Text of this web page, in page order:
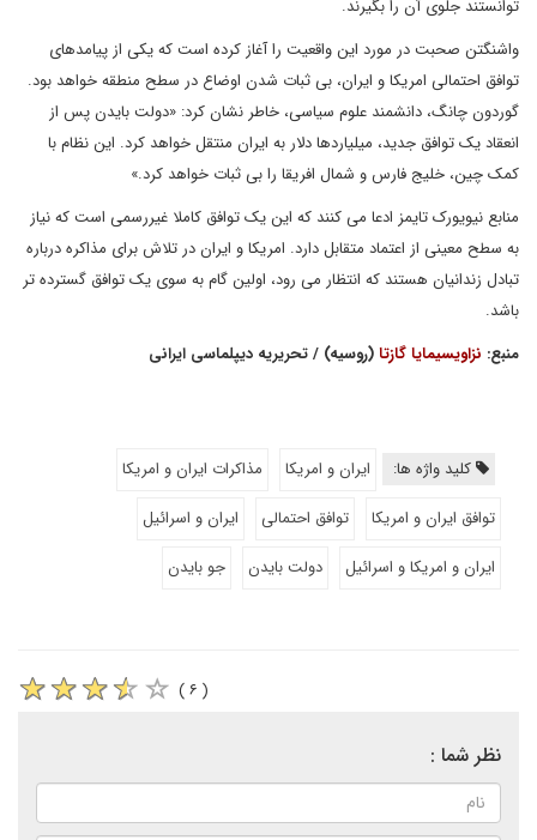
توانستند جلوی آن را بگیرند.
واشنگتن صحبت در مورد این واقعیت را آغاز کرده است که یکی از پیامدهای
توافق احتمالی امریکا و ایران، بی ثبات شدن اوضاع در سطح منطقه خواهد بود.
گوردون چانگ، دانشمند علوم سیاسی، خاطر نشان کرد: «دولت بایدن پس از
انعقاد یک توافق جدید، میلیاردها دلار به ایران منتقل خواهد کرد. این نظام با
کمک چین، خلیج فارس و شمال افریقا را بی ثبات خواهد کرد.»
منابع نیویورک تایمز ادعا می کنند که این یک توافق کاملا غیررسمی است که نیاز
به سطح معینی از اعتماد متقابل دارد. امریکا و ایران در تلاش برای مذاکره درباره
تبادل زندانیان هستند که انتظار می رود، اولین گام به سوی یک توافق گسترده تر
باشد.
منبع: نزاویسیمایا گازتا(روسیه) / تحریریه دیپلماسی ایرانی
کلید واژه ها: ایران و امریکا
مذاکرات ایران و امریکا
توافق ایران و امریکا
توافق احتمالی
ایران و اسرائیل
ایران و امریکا و اسرائیل
دولت بایدن جو بایدن
( ۶ )
نظر شما :